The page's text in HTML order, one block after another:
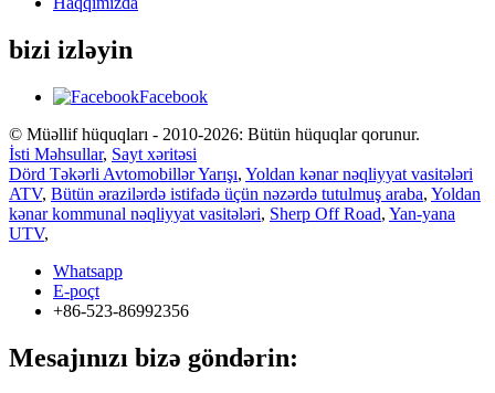
bizi izləyin
Facebook
© Müəllif hüquqları - 2010-2026: Bütün hüquqlar qorunur.
İsti Məhsullar, Sayt xəritəsi
Dörd Təkərli Avtomobillər Yarışı, Yoldan kənar nəqliyyat vasitələri
ATV, Bütün ərazilərdə istifadə üçün nəzərdə tutulmuş araba, Yoldan
kənar kommunal nəqliyyat vasitələri, Sherp Off Road, Yan-yana
UTV,
Whatsapp
E-poçt
+86-523-86992356
Mesajınızı bizə göndərin: